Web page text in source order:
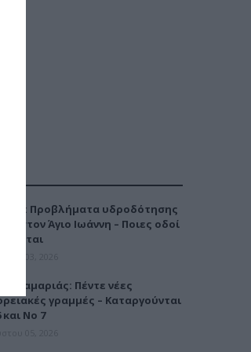
Προβλήματα υδροδότησης
στον Άγιο Ιωάννη – Ποιες οδοί
Καλαμαριάς: Πέντε νέες
γραμμές – Καταργούνται
και Νο 7